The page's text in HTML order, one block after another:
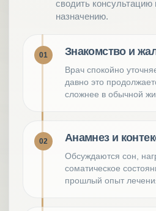
сводить
назначению.
01 Знакомство и
Врач спокойно
давно это
сложнее в обычной
02 Анамнез и
Обсуждаются сон,
соматическое
прошлый опыт